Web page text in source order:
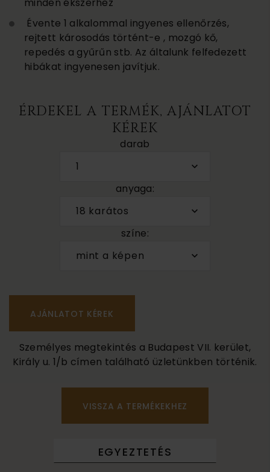
Évente 1 alkalommal ingyenes ellenőrzés,
rejtett károsodás történt-e , mozgó kő,
repedés a gyűrűn stb. Az általunk felfedezett
hibákat ingyenesen javítjuk.
ÉRDEKEL A TERMÉK, AJÁNLATOT
KÉREK
darab
1
anyaga:
18 karátos
színe:
mint a képen
Személyes megtekintés a Budapest VII. kerület,
Király u. 1/b címen található üzletünkben történik.
VISSZA A TERMÉKEKHEZ
EGYEZTETÉS